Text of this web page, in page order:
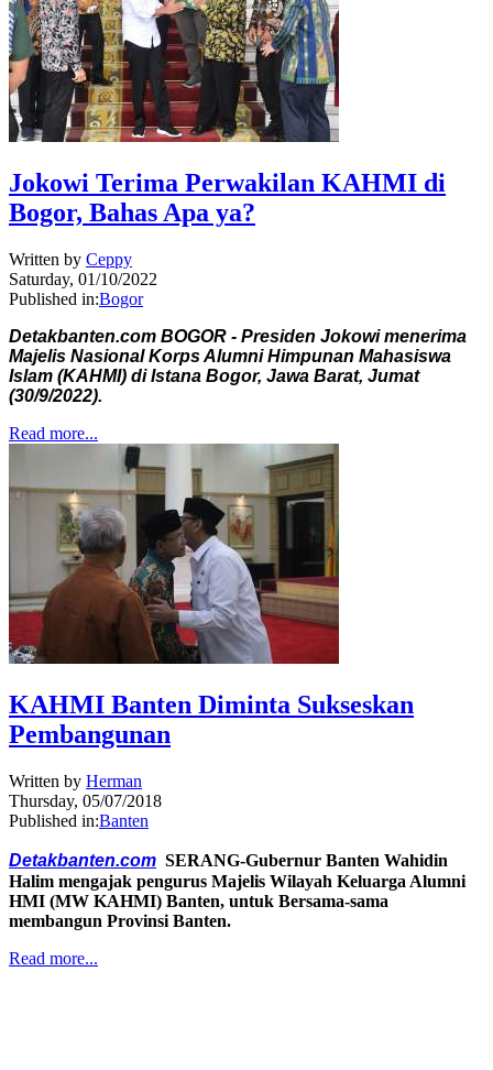
Jokowi Terima Perwakilan KAHMI di
Bogor, Bahas Apa ya?
Written by Ceppy
Saturday, 01/10/2022
Published in:Bogor
Detakbanten.com BOGOR - Presiden Jokowi menerima
Majelis Nasional Korps Alumni Himpunan Mahasiswa
Islam (KAHMI) di Istana Bogor, Jawa Barat, Jumat
(30/9/2022).
Read more...
KAHMI Banten Diminta Sukseskan
Pembangunan
Written by Herman
Thursday, 05/07/2018
Published in:Banten
Detakbanten.com SERANG-Gubernur Banten Wahidin
Halim mengajak pengurus Majelis Wilayah Keluarga Alumni
HMI (MW KAHMI) Banten, untuk Bersama-sama
membangun Provinsi Banten.
Read more...